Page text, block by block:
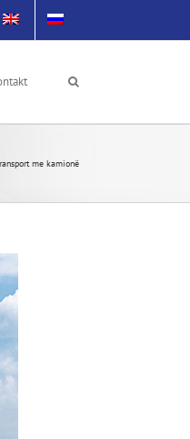
me kamionë